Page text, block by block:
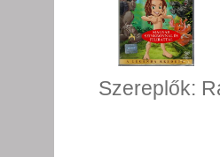
Szereplők: